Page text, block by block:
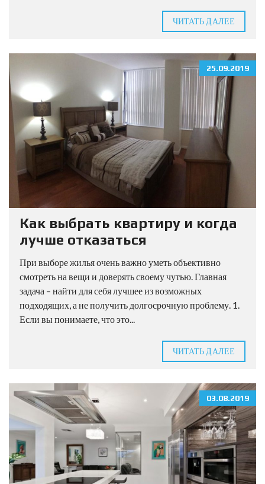
ЧИТАТЬ ДАЛЕЕ
25.09.2019
Как выбрать квартиру и когда
лучше отказаться
При выборе жилья очень важно уметь объективно
смотреть на вещи и доверять своему чутью. Главная
задача – найти для себя лучшее из возможных
подходящих, а не получить долгосрочную проблему. 1.
Если вы понимаете, что это...
ЧИТАТЬ ДАЛЕЕ
03.08.2019